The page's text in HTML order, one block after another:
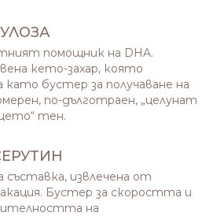
помощник на DHA.
кето-захар, която
като бустер за получаване на
по-дълготраен, „целунат
тен.
съставка, извлечена от
акация. Бустер за скоростта и
на